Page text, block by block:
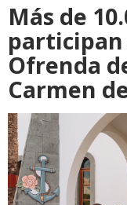
Más de
participan
Ofrenda
Carmen